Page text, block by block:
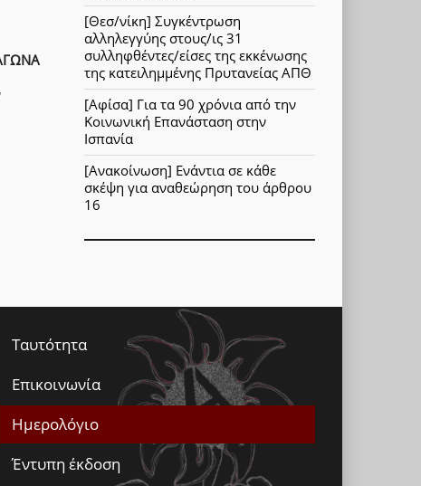
[Θεσ/νίκη] Συγκέντρωση
αλληλεγγύης στους/ις 31
συλληφθέντες/είσες της εκκένωσης
της κατειλημμένης Πρυτανείας ΑΠΘ
[Αφίσα] Για τα 90 χρόνια από την
Κοινωνική Επανάσταση στην
Ισπανία
[Ανακοίνωση] Ενάντια σε κάθε
σκέψη για αναθεώρηση του άρθρου
16
Ταυτότητα
Επικοινωνία
Ημερολόγιο
Έντυπη έκδοση